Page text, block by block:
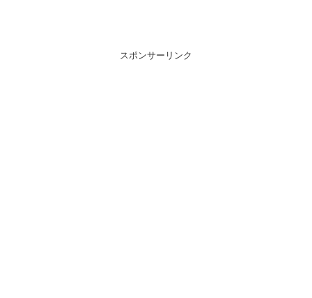
スポンサーリンク